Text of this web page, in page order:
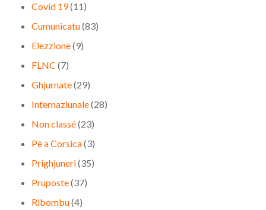
Covid 19(11)
Cumunicatu(83)
Elezzione(9)
FLNC (7)
Ghjurnate(29)
Internaziunale(28)
Non classé(23)
Pè a Corsica(3)
Prighjuneri(35)
Pruposte(37)
Ribombu(4)